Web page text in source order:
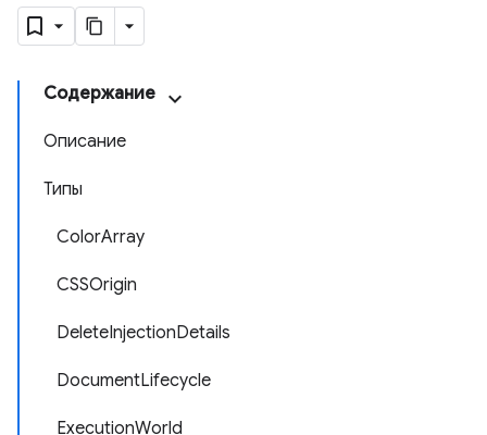
Содержание
Описание
Типы
ColorArray
CSSOrigin
DeleteInjectionDetails
DocumentLifecycle
ExecutionWorld